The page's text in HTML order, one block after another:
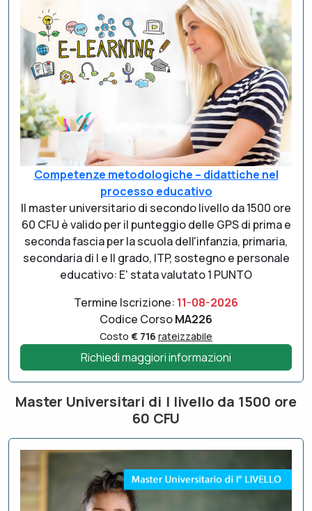
Competenze metodologiche – didattiche nel
processo educativo
Il master universitario di secondo livello da 1500 ore
60 CFU è valido per il punteggio delle GPS di prima e
seconda fascia per la scuola dell'infanzia, primaria,
secondaria di I e II grado, ITP, sostegno e personale
educativo: E' stata valutato 1 PUNTO
Termine Iscrizione: 11-08-2026
Codice CorsoMA226
Costo € 716 rateizzabile
Richiedi maggiori informazioni
Master Universitari di I livello da 1500 ore
60 CFU